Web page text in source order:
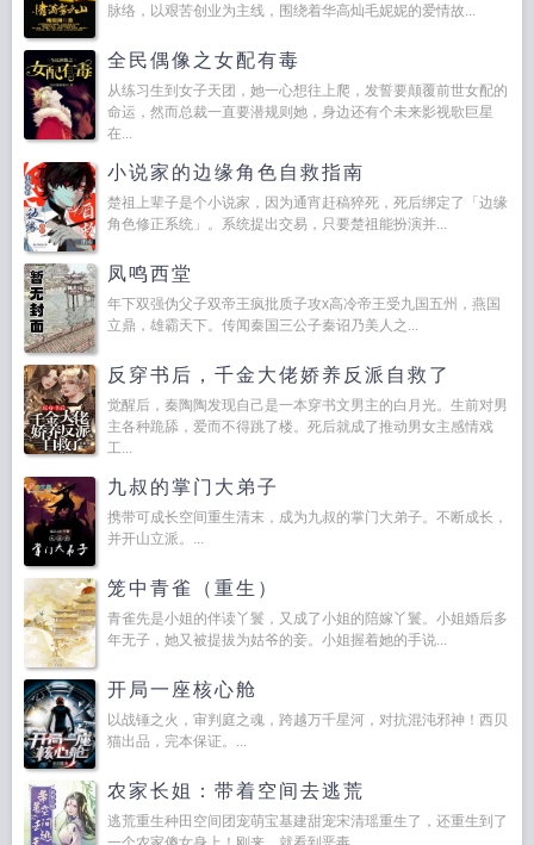
脉络，以艰苦创业为主线，围绕着华高灿毛妮妮的爱情故...
全民偶像之女配有毒
从练习生到女子天团，她一心想往上爬，发誓要颠覆前世女配的
命运，然而总裁一直要潜规则她，身边还有个未来影视歌巨星
在...
小说家的边缘角色自救指南
楚祖上辈子是个小说家，因为通宵赶稿猝死，死后绑定了「边缘
角色修正系统」。系统提出交易，只要楚祖能扮演并...
凤鸣西堂
年下双强伪父子双帝王疯批质子攻x高冷帝王受九国五州，燕国
立鼎，雄霸天下。传闻秦国三公子秦诏乃美人之...
反穿书后，千金大佬娇养反派自救了
觉醒后，秦陶陶发现自己是一本穿书文男主的白月光。生前对男
主各种跪舔，爱而不得跳了楼。死后就成了推动男女主感情戏
工...
九叔的掌门大弟子
携带可成长空间重生清末，成为九叔的掌门大弟子。不断成长，
并开山立派。...
笼中青雀（重生）
青雀先是小姐的伴读丫鬟，又成了小姐的陪嫁丫鬟。小姐婚后多
年无子，她又被提拔为姑爷的妾。小姐握着她的手说...
开局一座核心舱
以战锤之火，审判庭之魂，跨越万千星河，对抗混沌邪神！西贝
猫出品，完本保证。...
农家长姐：带着空间去逃荒
逃荒重生种田空间团宠萌宝基建甜宠宋清瑶重生了，还重生到了